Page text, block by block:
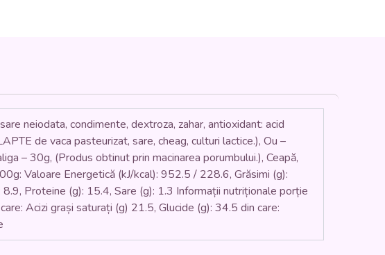
neiodata, condimente, dextroza, zahar, antioxidant: acid
de vaca pasteurizat, sare, cheag, culturi lactice.), Ou –
– 30g, (Produs obtinut prin macinarea porumbului.), Ceapă,
Valoare Energetică (kJ/kcal): 952.5 / 228.6, Grăsimi (g):
Proteine (g): 15.4, Sare (g): 1.3 Informații nutriționale porție
Acizi grași saturați (g) 21.5, Glucide (g): 34.5 din care: